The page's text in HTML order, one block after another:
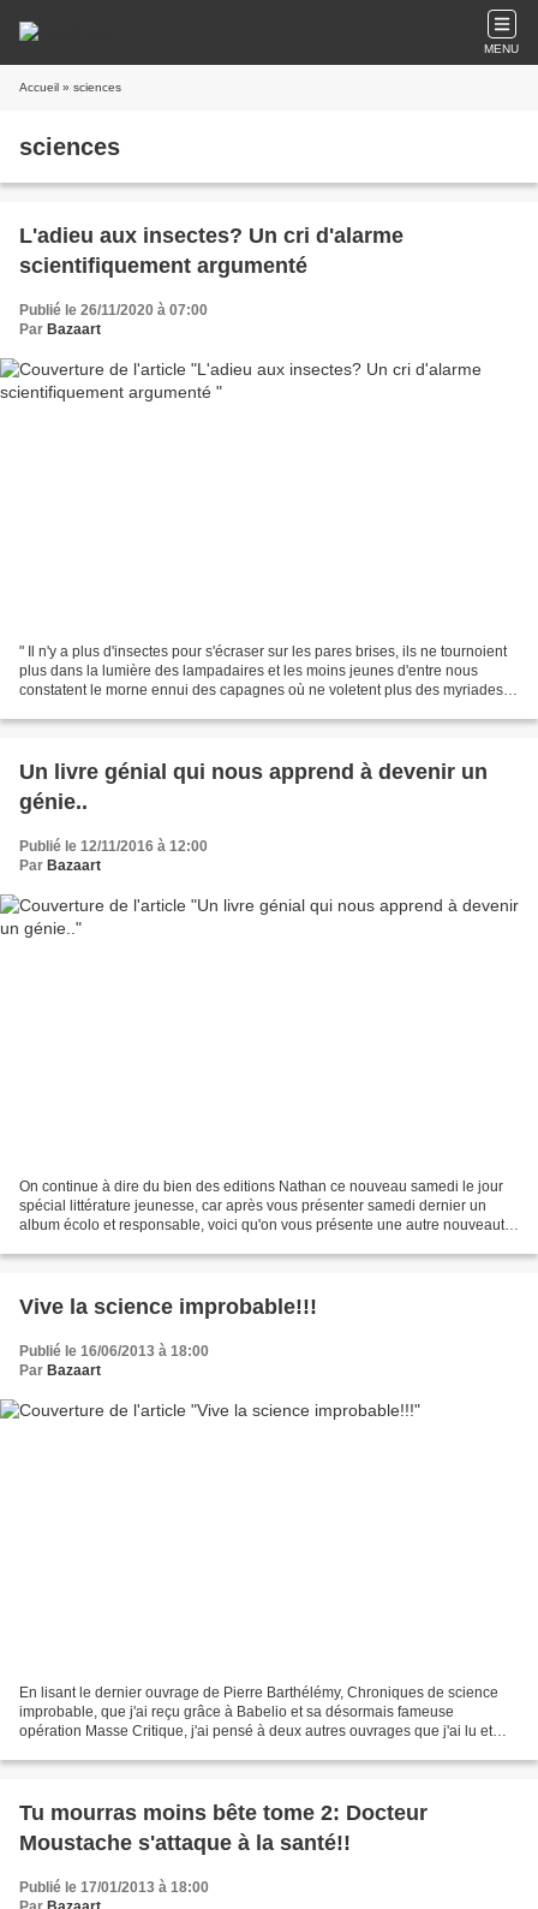
MENU
Accueil » sciences
sciences
L'adieu aux insectes? Un cri d'alarme
scientifiquement argumenté
Publié le 26/11/2020 à 07:00
Par Bazaart
" Il n'y a plus d'insectes pour s'écraser sur les pares brises, ils ne tournoient
plus dans la lumière des lampadaires et les moins jeunes d'entre nous
constatent le morne ennui des capagnes où ne voletent plus des myriades
Un livre génial qui nous apprend à devenir un
génie..
Publié le 12/11/2016 à 12:00
Par Bazaart
On continue à dire du bien des editions Nathan ce nouveau samedi le jour
spécial littérature jeunesse, car après vous présenter samedi dernier un
album écolo et responsable, voici qu'on vous présente une autre nouveauté
Vive la science improbable!!!
Publié le 16/06/2013 à 18:00
Par Bazaart
En lisant le dernier ouvrage de Pierre Barthélémy, Chroniques de science
improbable, que j'ai reçu grâce à Babelio et sa désormais fameuse
opération Masse Critique, j'ai pensé à deux autres ouvrages que j'ai lu et
Tu mourras moins bête tome 2: Docteur
Moustache s'attaque à la santé!!
Publié le 17/01/2013 à 18:00